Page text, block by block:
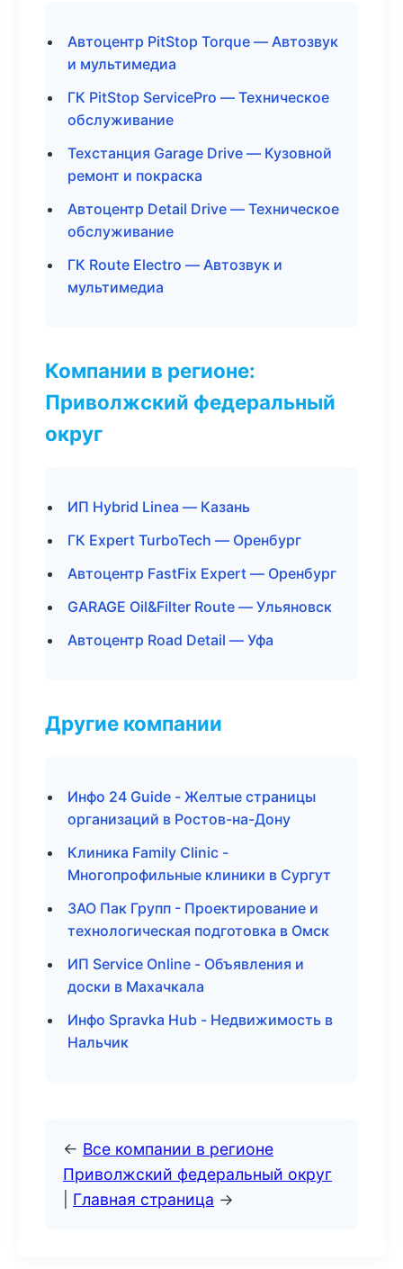
Автоцентр PitStop Torque — Автозвук
и мультимедиа
ГК PitStop ServicePro — Техническое
обслуживание
Техстанция Garage Drive — Кузовной
ремонт и покраска
Автоцентр Detail Drive — Техническое
обслуживание
ГК Route Electro — Автозвук и
мультимедиа
Компании в регионе:
Приволжский федеральный
округ
ИП Hybrid Linea — Казань
ГК Expert TurboTech — Оренбург
Автоцентр FastFix Expert — Оренбург
GARAGE Oil&Filter Route — Ульяновск
Автоцентр Road Detail — Уфа
Другие компании
Инфо 24 Guide - Желтые страницы
организаций в Ростов-на-Дону
Клиника Family Clinic -
Многопрофильные клиники в Сургут
ЗАО Пак Групп - Проектирование и
технологическая подготовка в Омск
ИП Service Online - Объявления и
доски в Махачкала
Инфо Spravka Hub - Недвижимость в
Нальчик
← Все компании в регионе
Приволжский федеральный округ
Главная страница →